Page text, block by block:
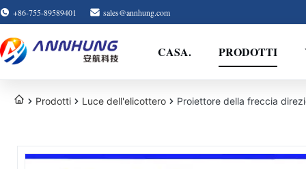
+86-755-89589401 sales@annhung.com
CASA. PRODOTTI
Prodotti Luce dell'elicottero Proiettore della freccia